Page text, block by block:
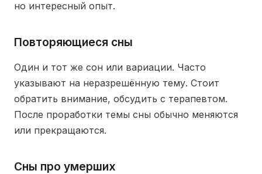
но интересный опыт.
Повторяющиеся сны
Один и тот же сон или вариации. Часто
указывают на неразрешённую тему. Стоит
обратить внимание, обсудить с терапевтом.
После проработки темы сны обычно меняются
или прекращаются.
Сны про умерших